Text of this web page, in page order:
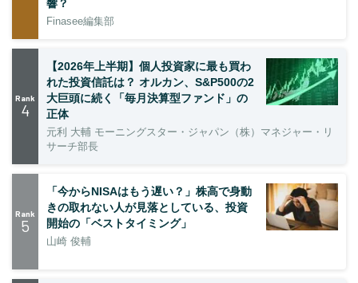
響？
Finasee編集部
Rank
4
【2026年上半期】個人投資家に最も買わ
れた投資信託は？ オルカン、S&P500の2
大巨頭に続く「毎月決算型ファンド」の
正体
元利 大輔 モーニングスター・ジャパン（株）マネジャー・リ
サーチ部長
Rank
5
「今からNISAはもう遅い？」株高で身動
きの取れない人が見落としている、投資
開始の「ベストタイミング」
山崎 俊輔